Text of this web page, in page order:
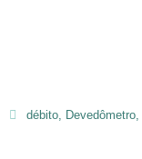
débito, Devedômetro,